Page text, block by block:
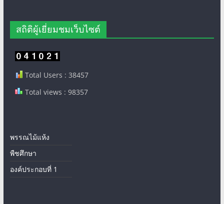
สถิติผู้เยี่ยมชมเว็บไซต์
Total Users : 38457
Total views : 98357
พรรณไม้แห้ง
พืชศึกษา
องค์ประกอบที่ 1